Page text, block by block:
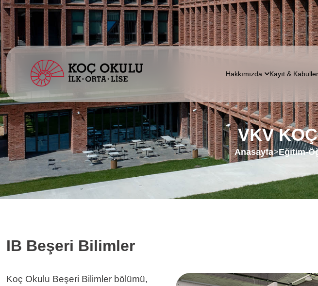
Hakkımızda Kayıt & Kabuller
VKV
Anasayfa>Eğitim-
IB Beşeri Bilimler
Koç Okulu Beşeri Bilimler bölümü,